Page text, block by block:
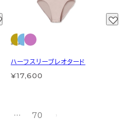
ハーフスリーブレオタード
¥17,600
… 70